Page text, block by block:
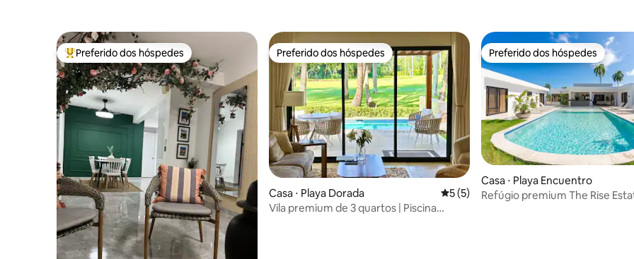
Entre os melhores preferidos dos hóspedes
Preferido dos hóspedes Preferido dos hóspedes
Preferido dos hóspedes
Casa ⋅ Playa Dorada 5 de uma avaliação média de 5, 5
5 (5)
Vila premium de 3 quartos | Piscina
Preferido dos hóspedes
Preferido dos hóspedes
Casa ⋅ Playa Encuentro
Refúgio premium The Rise